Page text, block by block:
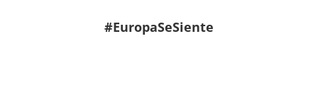
#EuropaSeSiente